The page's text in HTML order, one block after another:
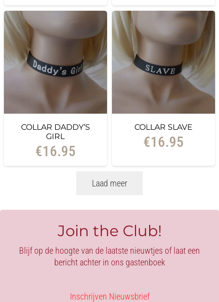
COLLAR DADDY’S
GIRL
€16.95
COLLAR SLAVE
€16.95
Laad meer
Join the Club!
Blijf op de hoogte van de laatste nieuwtjes of laat een
bericht achter in ons gastenboek
Inschrijven Nieuwsbrief